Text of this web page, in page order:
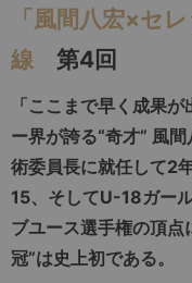
「風間八宏×セ
線 第4回
「ここまで早く成果
ー界が誇る“奇才” 風
術委員長に就任して2
15、そしてU-18ガー
ブユース選手権の頂
冠”は史上初である。